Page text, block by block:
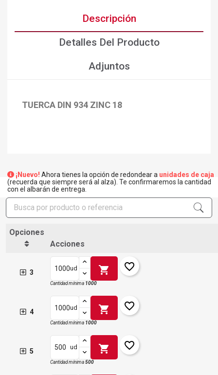
Descripción
Detalles Del Producto
Adjuntos
TUERCA DIN 934 ZINC 18
¡Nuevo! Ahora tienes la opción de redondear a unidades de caja
(recuerda que siempre será al alza). Te confirmaremos la cantidad
con el albarán de entrega.
Opciones
Acciones
3
ud shopping_cart favorite_border
Cantidad mínima 1000
4
ud shopping_cart favorite_border
Cantidad mínima 1000
5
ud shopping_cart favorite_border
Cantidad mínima500